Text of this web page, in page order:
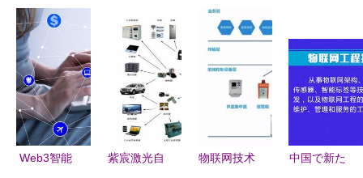
技术服务驱
动业务增长
的新引擎
联网实验室
解决方案
人 Gartner
曲线与物联
网风险资本
的博弈与思
战和技术变
革
Web3智能
紫宸激光自
物联网技术
中国で新た